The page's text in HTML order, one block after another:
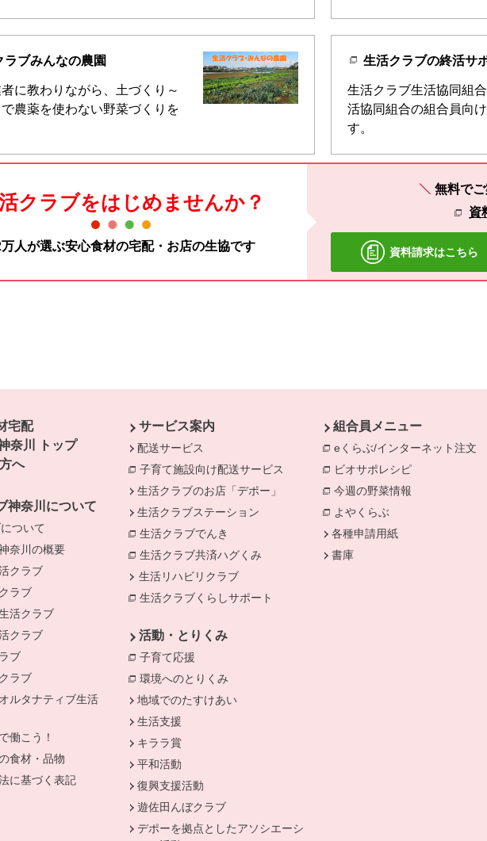
ラブみんなの農園
に教わりながら、土づくり～
で農薬を使わない野菜づくりを
生活クラブの終活サ
生活クラブ生活協同組
活協同組合の組合員向
す。
クラブをはじめませんか？
人が選ぶ安心食材の宅配・お店の生協です
無料で
資
資料請求はこちら
宅配
奈川 トップ
へ
神奈川について
ついて
別のウィンドウで開きます。
奈川の概要
クラブ
ラブ
活クラブ
クラブ
ブ
ラブ
ルタナティブ生活
働こう！
食材・品物
に基づく表記
サービス案内
配送サービス
子育て施設向け配送サービス
別のウィンドウで開きます。
生活クラブのお店「デポー」
生活クラブステーション
生活クラブでんき
別のウィンドウで開きます。
生活クラブ共済ハグくみ 別のウィンドウで開きます。
生活リハビリクラブ
生活クラブくらしサポート
活動・とりくみ
子育て応援
環境へのとりくみ
地域でのたすけあい
生活支援
キララ賞
平和活動
復興支援活動
遊佐田んぼクラブ
デポーを拠点としたアソシエーシ
組合員メニュー
eくらぶ/インターネット注文
ビオサポレシピ
今週の野菜情報 別のウィンド
よやくらぶ 別のウィンドウで
各種申請用紙
書庫